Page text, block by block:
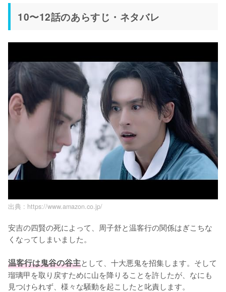
10〜12話のあらすじ・ネタバレ
出典 : https://www.amazon.co.jp/
安吉の四賢の死によって、周子舒と温客行の関係はぎこちな
くなってしまいました。
温客行は鬼谷の谷主として、十大悪鬼を招集します。そして
瑠璃甲を取り戻すために山を降りることを許したが、なにも
見つけられず、様々な騒動を起こしたと叱責します。